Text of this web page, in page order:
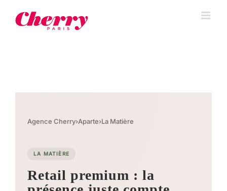
Agence Cherry›Aparte›La Matière
LA MATIÈRE
Retail premium : la